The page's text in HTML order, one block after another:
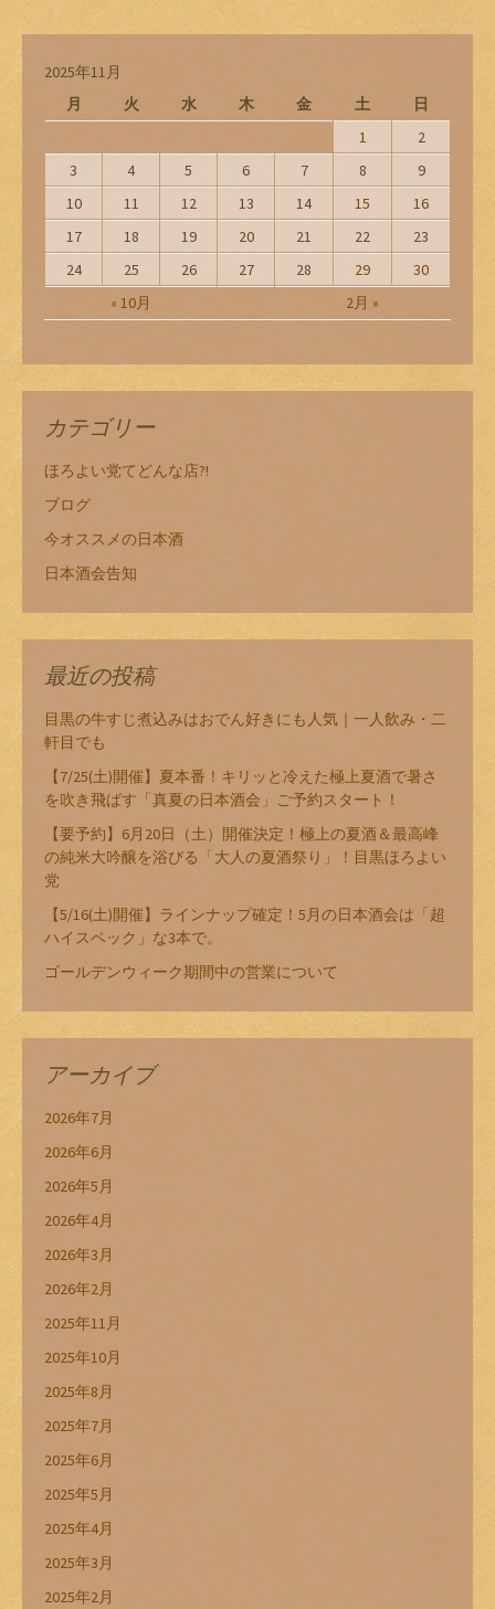
2025年11月
月
火 水 木 金 土 日
« 10月 2月 »
1
2
3
4 5 6 7 8
9
10
11 12 13 14 15
16
17
18 19 20 21 22
23
24
25 26 27 28 29 30
カテゴリー
ほろよい党てどんな店?!
ブログ
今オススメの日本酒
日本酒会告知
最近の投稿
目黒の牛すじ煮込みはおでん好きにも人気｜一人飲み・二
軒目でも
【7/25(土)開催】夏本番！キリッと冷えた極上夏酒で暑さ
を吹き飛ばす「真夏の日本酒会」ご予約スタート！
【要予約】6月20日（土）開催決定！極上の夏酒＆最高峰
の純米大吟醸を浴びる「大人の夏酒祭り」！目黒ほろよい
党
【5/16(土)開催】ラインナップ確定！5月の日本酒会は「超
ハイスペック」な3本で。
ゴールデンウィーク期間中の営業について
アーカイブ
2026年7月
2026年6月
2026年5月
2026年4月
2026年3月
2026年2月
2025年11月
2025年10月
2025年8月
2025年7月
2025年6月
2025年5月
2025年4月
2025年3月
2025年2月